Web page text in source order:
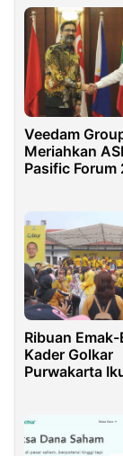
Veedam
Meriahkan
Pasific Forum
Ribuan
Kader Golkar
Purwakarta